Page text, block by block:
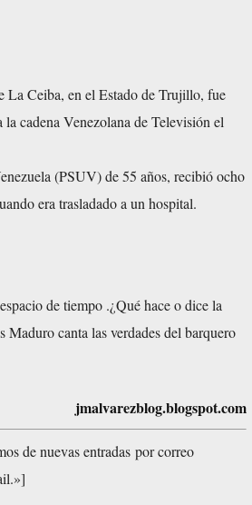
Ceiba, en el Estado de Trujillo, fue
cadena Venezolana de Televisión el
(PSUV) de 55 años, recibió ocho
era trasladado a un hospital.
de tiempo .¿Qué hace o dice la
canta las verdades del barquero
jmalvarezblog.blogspot.com
de nuevas entradas por correo